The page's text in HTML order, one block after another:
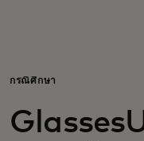
สำหรับธุรกิจ
เพื่อโลก
กรณีศึกษา